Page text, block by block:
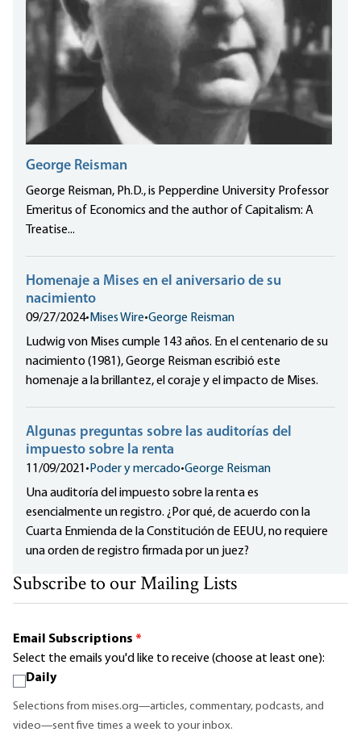
George Reisman
George Reisman, Ph.D., is Pepperdine University Professor
Emeritus of Economics and the author of Capitalism: A
Treatise...
Homenaje a Mises en el aniversario de su
nacimiento
09/27/2024•Mises Wire•George Reisman
Ludwig von Mises cumple 143 años. En el centenario de su
nacimiento (1981), George Reisman escribió este
homenaje a la brillantez, el coraje y el impacto de Mises.
Algunas preguntas sobre las auditorías del
impuesto sobre la renta
11/09/2021•Poder y mercado•George Reisman
Una auditoría del impuesto sobre la renta es
esencialmente un registro. ¿Por qué, de acuerdo con la
Cuarta Enmienda de la Constitución de EEUU, no requiere
una orden de registro firmada por un juez?
Subscribe to our Mailing Lists
Email Subscriptions *
Select the emails you'd like to receive (choose at least one):
Daily
Selections from mises.org—articles, commentary, podcasts, and
video—sent five times a week to your inbox.